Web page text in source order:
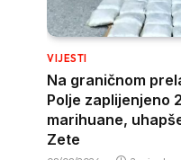
VIJESTI
Na graničnom
Polje zaplijenjeno
marihuane,
Zete